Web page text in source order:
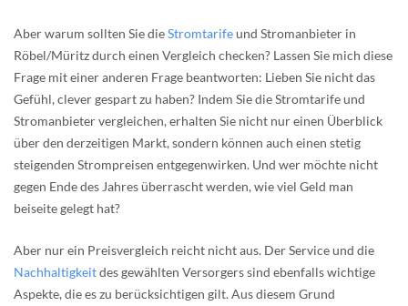
Aber warum sollten Sie dieStromtarifeund Stromanbieter in
Röbel/Müritz durch einen Vergleich checken? Lassen Sie mich diese
Frage mit einer anderen Frage beantworten: Lieben Sie nicht das
Gefühl, clever gespart zu haben? Indem Sie die Stromtarife und
Stromanbieter vergleichen, erhalten Sie nicht nur einen Überblick
über den derzeitigen Markt, sondern können auch einen stetig
steigenden Strompreisen entgegenwirken. Und wer möchte nicht
gegen Ende des Jahres überrascht werden, wie viel Geld man
beiseite gelegt hat?
Aber nur ein Preisvergleich reicht nicht aus. Der Service und die
Nachhaltigkeitdes gewählten Versorgers sind ebenfalls wichtige
Aspekte, die es zu berücksichtigen gilt. Aus diesem Grund